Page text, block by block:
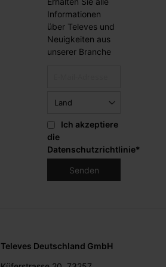
Informationen
über Televes und
Neuigkeiten aus
unserer Branche
Ich akzeptiere
die
Datenschutzrichtlinie*
Televes Deutschland GmbH